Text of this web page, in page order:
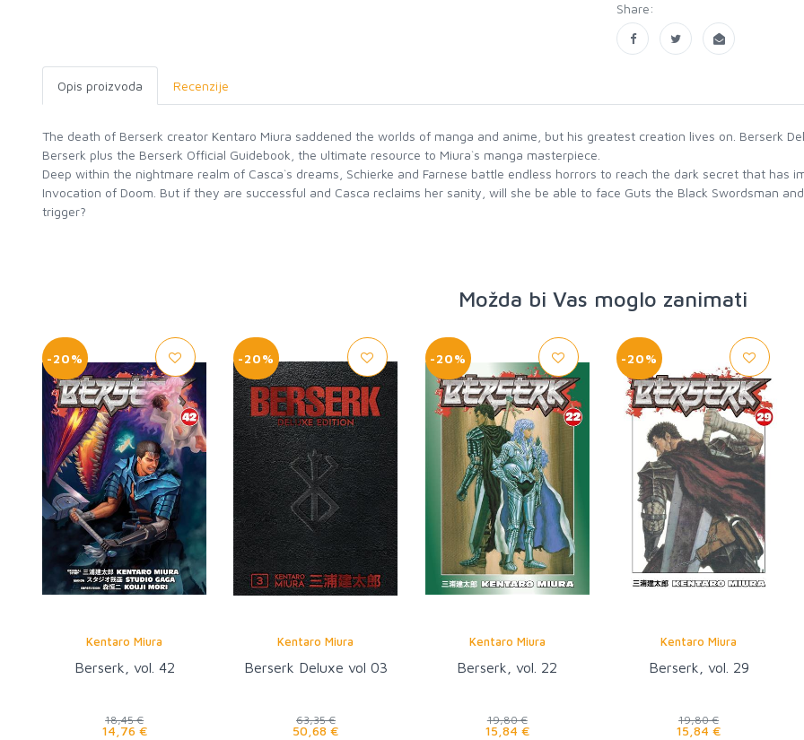
Share:
Opis proizvoda Recenzije
The death of Berserk creator Kentaro Miura saddened the worlds of manga and anime, but his greatest creation lives on. Berserk
Berserk plus the Berserk Official Guidebook, the ultimate resource to Miura`s manga masterpiece.
Deep within the nightmare realm of Casca`s dreams, Schierke and Farnese battle endless horrors to reach the dark secret that has
Invocation of Doom. But if they are successful and Casca reclaims her sanity, will she be able to face Guts the Black Swordsman
trigger?
Možda bi Vas moglo zanimati
-20%
Kentaro Miura
Berserk, vol. 42
18,45 €
14,76 €
-20%
Kentaro Miura
Berserk Deluxe vol 03
63,35 €
50,68 €
-20%
Kentaro Miura
Berserk, vol. 22
19,80 €
15,84 €
-20%
Kentaro Miura
Berserk, vol. 29
19,80 €
15,84 €